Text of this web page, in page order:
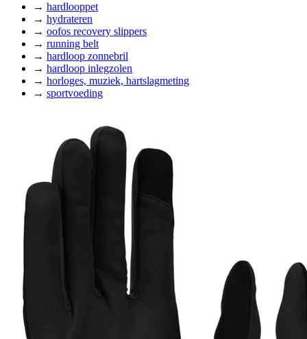
→ hardlooppet
→ hydrateren
→ oofos recovery slippers
→ running belt
→ hardloop zonnebril
→ hardloop inlegzolen
→ horloges, muziek, hartslagmeting
→ sportvoeding